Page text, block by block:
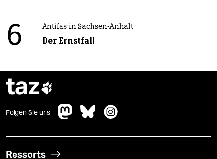
6 Antifas in Sachsen-Anhalt
Der Ernstfall
taz
Folgen Sie uns
Ressorts